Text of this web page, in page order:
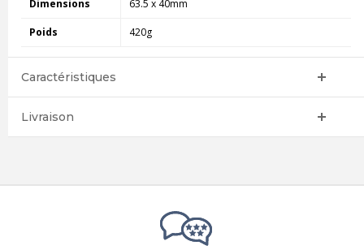
Dimensions 63.5 x 40mm
Poids 420g
Caractéristiques
Livraison